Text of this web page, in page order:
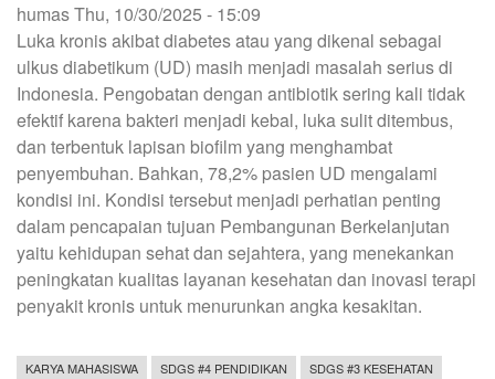
humasThu, 10/30/2025 - 15:09
Luka kronis akibat diabetes atau yang dikenal sebagai
ulkus diabetikum (UD) masih menjadi masalah serius di
Indonesia. Pengobatan dengan antibiotik sering kali tidak
efektif karena bakteri menjadi kebal, luka sulit ditembus,
dan terbentuk lapisan biofilm yang menghambat
penyembuhan. Bahkan, 78,2% pasien UD mengalami
kondisi ini. Kondisi tersebut menjadi perhatian penting
dalam pencapaian tujuan Pembangunan Berkelanjutan
yaitu kehidupan sehat dan sejahtera, yang menekankan
peningkatan kualitas layanan kesehatan dan inovasi terapi
penyakit kronis untuk menurunkan angka kesakitan.
KARYA MAHASISWA SDGS #4 PENDIDIKAN SDGS #3 KESEHATAN